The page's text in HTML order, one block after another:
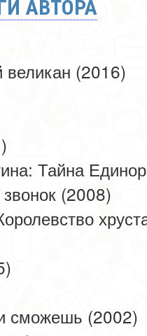
АВТОРА
(2016)
Тайна
(2008)
сможешь (2002)